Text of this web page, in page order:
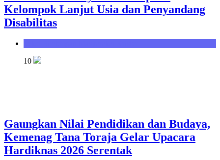
Kelompok Lanjut Usia dan Penyandang
Disabilitas
10
Gaungkan Nilai Pendidikan dan Budaya,
Kemenag Tana Toraja Gelar Upacara
Hardiknas 2026 Serentak